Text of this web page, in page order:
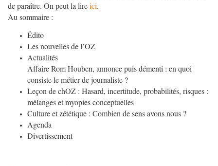
de paraître. On peut la lireici.
Au sommaire :
Édito
Les nouvelles de l’OZ
Actualités
Affaire Rom Houben, annonce puis démenti : en quoi
consiste le métier de journaliste ?
Leçon de chOZ : Hasard, incertitude, probabilités, risques :
mélanges et myopies conceptuelles
Culture et zététique : Combien de sens avons nous ?
Agenda
Divertissement